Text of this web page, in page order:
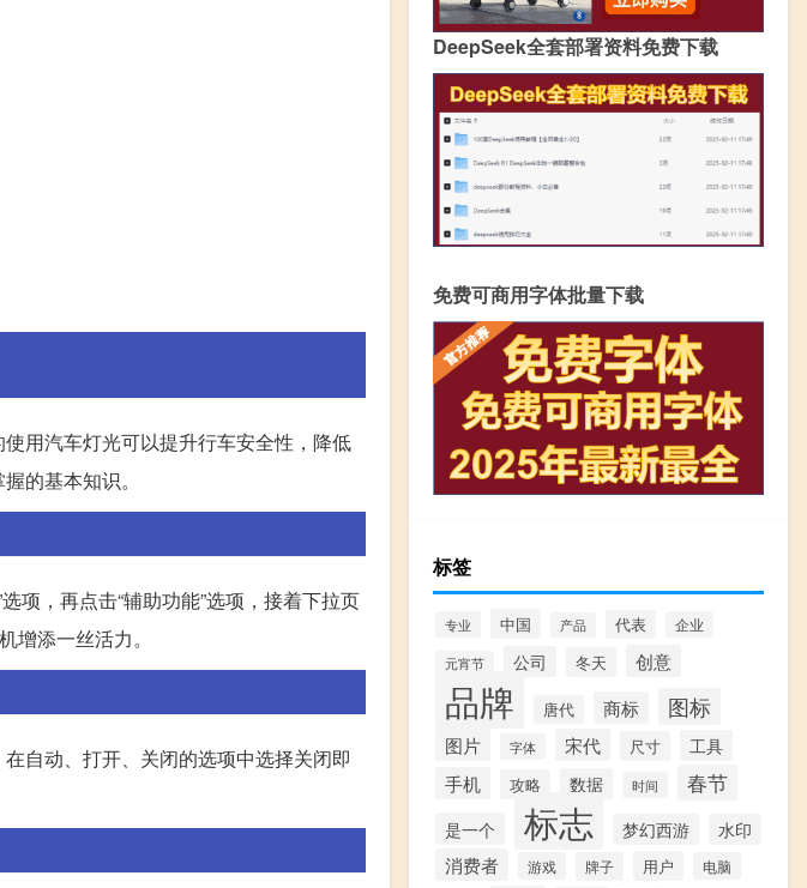
用汽车灯光可以提升行车安全性，降低
的基本知识。
项，再点击“辅助功能”选项，接着下拉页
增添一丝活力。
自动、打开、关闭的选项中选择关闭即
DeepSeek全套部署资料免费下载
免费可商用字体批量下载
标签
专业 中国 产品 代表 企业
元宵节 公司 冬天 创意
品牌 唐代 商标 图标
图片 字体 宋代 尺寸 工具
手机 攻略 数据 时间 春节
是一个 标志 梦幻西游 水印
消费者 游戏 牌子 用户 电脑